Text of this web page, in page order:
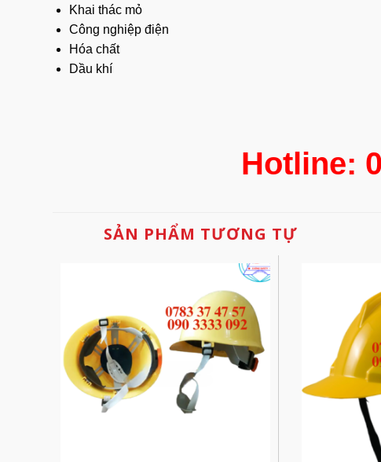
Khai thác mỏ
Công nghiệp điện
Hóa chất
Dầu khí
Hotline:
SẢN PHẨM TƯƠNG TỰ